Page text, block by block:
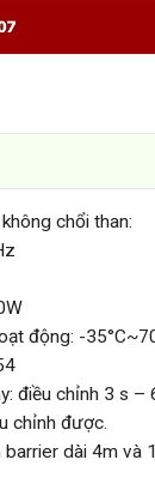
chổi than:
động: -
điều chỉnh 3 s –
chỉnh được.
dài 4m và